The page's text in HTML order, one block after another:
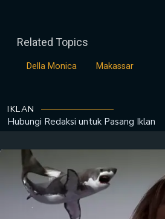
Related Topics
Della Monica Makassar
IKLAN
Hubungi Redaksi untuk Pasang Iklan